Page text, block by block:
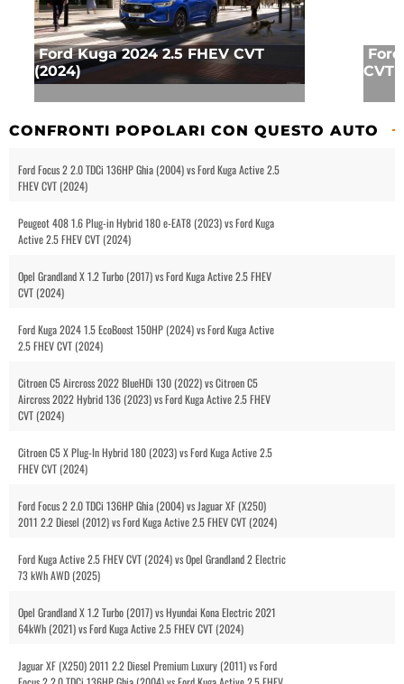
Ford Kuga 2024 2.5 FHEV CVT
(2024)
CVT
CONFRONTI POPOLARI CON QUESTO AUTO
Ford Focus 2 2.0 TDCi 136HP Ghia (2004) vs Ford Kuga Active 2.5
FHEV CVT (2024)
Peugeot 408 1.6 Plug-in Hybrid 180 e-EAT8 (2023) vs Ford Kuga
Active 2.5 FHEV CVT (2024)
Opel Grandland X 1.2 Turbo (2017) vs Ford Kuga Active 2.5 FHEV
CVT (2024)
Ford Kuga 2024 1.5 EcoBoost 150HP (2024) vs Ford Kuga Active
2.5 FHEV CVT (2024)
Citroen C5 Aircross 2022 BlueHDi 130 (2022) vs Citroen C5
Aircross 2022 Hybrid 136 (2023) vs Ford Kuga Active 2.5 FHEV
CVT (2024)
Citroen C5 X Plug-In Hybrid 180 (2023) vs Ford Kuga Active 2.5
FHEV CVT (2024)
Ford Focus 2 2.0 TDCi 136HP Ghia (2004) vs Jaguar XF (X250)
2011 2.2 Diesel (2012) vs Ford Kuga Active 2.5 FHEV CVT (2024)
Ford Kuga Active 2.5 FHEV CVT (2024) vs Opel Grandland 2 Electric
73 kWh AWD (2025)
Opel Grandland X 1.2 Turbo (2017) vs Hyundai Kona Electric 2021
64kWh (2021) vs Ford Kuga Active 2.5 FHEV CVT (2024)
Jaguar XF (X250) 2011 2.2 Diesel Premium Luxury (2011) vs Ford